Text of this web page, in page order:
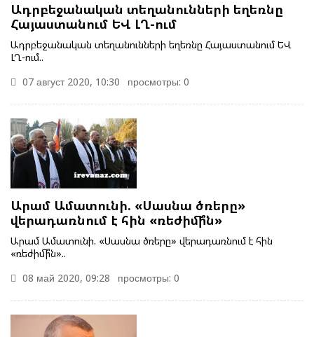
Ադրբեջանական տեղանունների եղեռնը
Հայաստանում ԵՎ ԼՂ-ում
Ադրբեջանական տեղանունների եղեռնը Հայաստանում ԵՎ
ԼՂ-ում..
07 август 2020, 10:30
просмотры: 0
Արամ Ամատունի. «Սասնա ծռերը»
վերադառնում է հին «ռեժիմի՞ն»
Արամ Ամատունի. «Սասնա ծռերը» վերադառնում է հին
«ռեժիմի՞ն»..
08 май 2020, 09:28
просмотры: 0